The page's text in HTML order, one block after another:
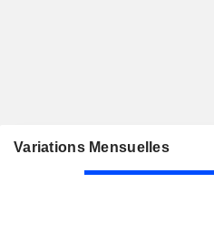
Variations Mensuelles